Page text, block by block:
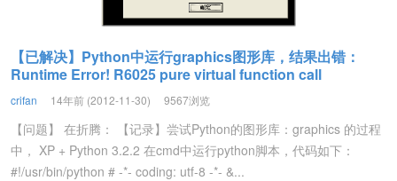
【已解决】Python中运行graphics图形库，结果出错：
Runtime Error! R6025 pure virtual function call
crifan 14年前 (2012-11-30) 9567浏览
【问题】 在折腾： 【记录】尝试Python的图形库：graphics 的过程
中， XP + Python 3.2.2 在cmd中运行python脚本，代码如下：
#!/usr/bin/python # -*- coding: utf-8 -*- &...